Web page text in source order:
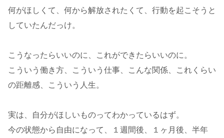
何がほしくて、何から解放されたくて、行動を起こそうと
していたんだっけ。
こうなったらいいのに、これができたらいいのに。
こういう働き方、こういう仕事、こんな関係、これくらい
の距離感、こういう人生。
実は、自分がほしいものってわかっているはず。
今の状態から自由になって、１週間後、１ヶ月後、半年